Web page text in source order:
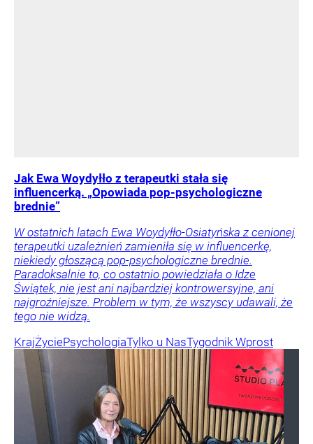
Jak Ewa Woydyłło z terapeutki stała się
influencerką. „Opowiada pop-psychologiczne
brednie”
W ostatnich latach Ewa Woydyłło-Osiatyńska z cenionej
terapeutki uzależnień zamieniła się w influencerkę,
niekiedy głoszącą pop-psychologiczne brednie.
Paradoksalnie to, co ostatnio powiedziała o Idze
Świątek, nie jest ani najbardziej kontrowersyjne, ani
najgroźniejsze. Problem w tym, że wszyscy udawali, że
tego nie widzą.
KrajŻyciePsychologiaTylko u NasTygodnik Wprost